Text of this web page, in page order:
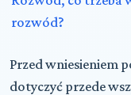
rozwód?
Przed wniesieniem
dotyczyć przede